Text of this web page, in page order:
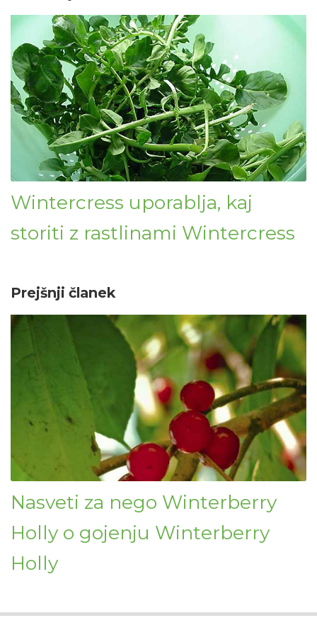
Wintercress uporablja, kaj
storiti z rastlinami Wintercress
Prejšnji članek
Nasveti za nego Winterberry
Holly o gojenju Winterberry
Holly